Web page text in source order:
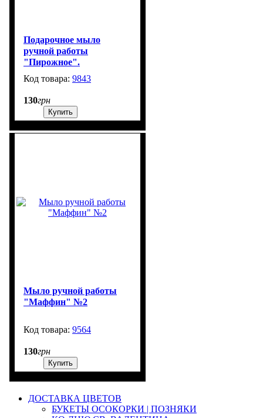
Подарочное мыло
ручной работы
"Пирожное".
9843
130грн
Купить
Мыло ручной работы
"Маффин" №2
9564
130грн
Купить
ДОСТАВКА ЦВЕТОВ
БУКЕТЫ ОСОКОРКИ | ПОЗНЯКИ